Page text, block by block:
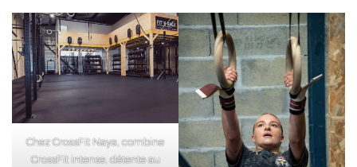
Chez CrossFit Naya, combine
CrossFit intense, détente au